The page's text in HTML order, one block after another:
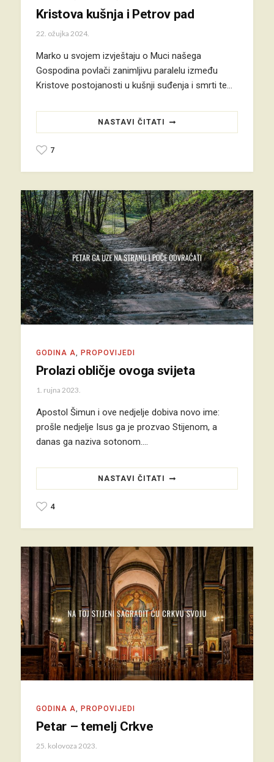
Kristova kušnja i Petrov pad
22. ožujka 2024.
Marko u svojem izvještaju o Muci našega
Gospodina povlači zanimljivu paralelu između
Kristove postojanosti u kušnji suđenja i smrti te…
NASTAVI ČITATI
7
GODINA A PROPOVIJEDI
Prolazi obličje ovoga svijeta
1. rujna 2023.
Apostol Šimun i ove nedjelje dobiva novo ime:
prošle nedjelje Isus ga je prozvao Stijenom, a
danas ga naziva sotonom.…
NASTAVI ČITATI
4
GODINA A, PROPOVIJEDI
Petar – temelj Crkve
25. kolovoza 2023.